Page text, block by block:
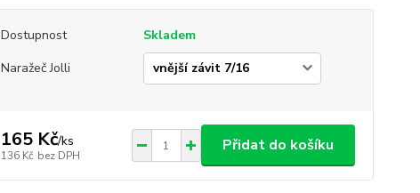
Dostupnost
Skladem
Naražeč Jolli
165 Kč/ks
136 Kč bez DPH
Přidat do košíku